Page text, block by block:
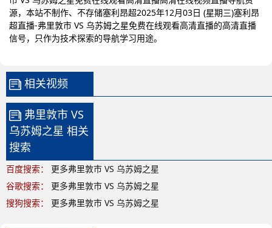
源，本站不制作、不存储塞利昂超2025年12月03日 (星期三)塞利昂
超直播-弗里敦市 VS 乌苏姆之星免费在线观看高清直播的高清直播
信号，只作为技术探索的导航学习用途。
相关视频
弗里敦市 VS
乌苏姆之星 相关
搜索
百度搜索：
更多弗里敦市 VS 乌苏姆之星
谷歌搜索：
更多弗里敦市 VS 乌苏姆之星
搜狗搜索：
更多弗里敦市 VS 乌苏姆之星